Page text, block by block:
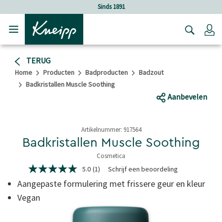
Verder gaan naar hoofdinhoud.Sinds 1891
TERUG
Home Producten Badproducten
Badzout
Badkristallen Muscle Soothing
Aanbevelen
Artikelnummer: 917564
Badkristallen Muscle Soothing
Cosmetica
5 van 5 sterren
5.0
van
5
sterren,
gemiddelde
5.0 (1) Schrijf een beoordeling
Aangepaste formulering met frissere geur en kleur
Vegan